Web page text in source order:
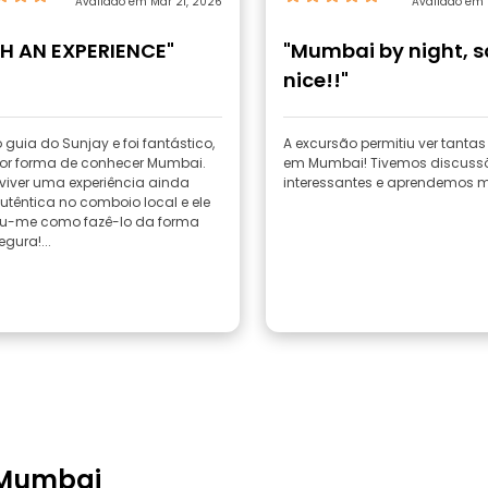
AN EXPERIENCE"
guia do Sunjay e foi fantástico,
forma de conhecer Mumbai.
uma experiência ainda
no comboio local e ele
me como fazê-lo da forma
"Mumbai by night,
nice!!"
A excursão permitiu ver
em Mumbai! Tivemos
interessantes e aprendemos